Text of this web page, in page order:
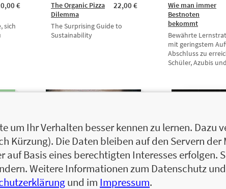
€
sich
22,00 €
The Organic Pizza
Dilemma
The Surprising Guide to
Sustainability
Wie man immer
Bestnoten
bekommt
Bewährte
mit geringstem
Abschluss zu
Schüler, Azubis
um Ihr Verhalten besser kennen zu lernen. Dazu
Kürzung). Die Daten bleiben auf den Servern der
Basis eines berechtigten Interesses erfolgen.
Weitere Informationen zum Datenschutz
und im Impressum.